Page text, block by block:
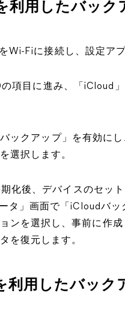
利用したバック
Wi-Fiに接続し、設定ア
項目に進み、「iCloud」
ックアップ」を有効に
選択します。
化後、デバイスのセッ
タ」画面で「iCloudバッ
ンを選択し、事前に作成
を復元します。
利用したバック